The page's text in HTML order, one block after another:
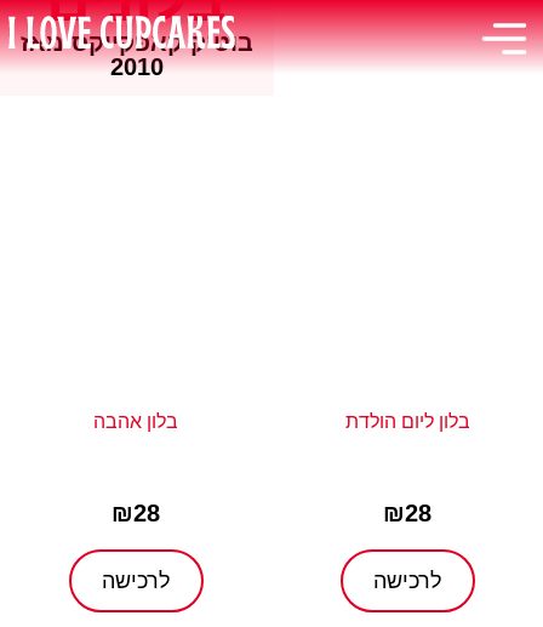
בוטיק קאפקייקס מאז
2010
בלון ליום הולדת
₪28
לרכישה
בלון אהבה
₪28
לרכישה